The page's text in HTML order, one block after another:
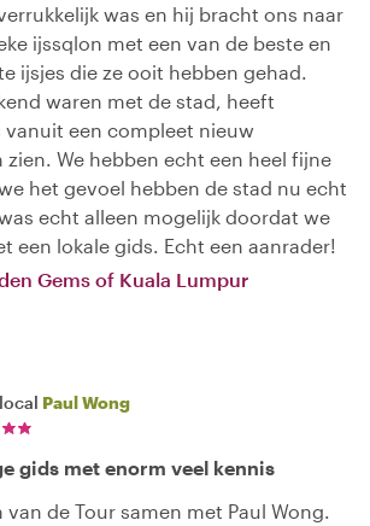
was en hij bracht ons naar
ijssqlon met een van de beste en
ijsjes die ze ooit hebben gehad.
waren met de stad, heeft
vanuit een compleet nieuw
We hebben echt een heel fijne
het gevoel hebben de stad nu echt
echt alleen mogelijk doordat we
een lokale gids. Echt een aanrader!
Gems of Kuala Lumpur
Paul Wong
gids met enorm veel kennis
de Tour samen met Paul Wong.